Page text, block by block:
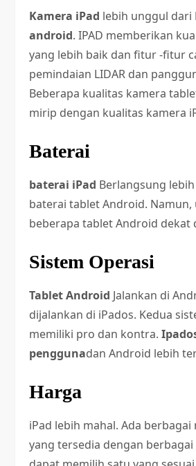
Kamera iPad lebih unggul dari
android. IPAD memberikan
yang lebih baik dan fitur -fitur
pemindaian LIDAR dan
Beberapa kualitas kamera
mirip dengan kualitas kamera
Baterai
baterai iPad Berlangsung
baterai tablet Android.
beberapa tablet Android dekat
Sistem Operasi
Tablet Android Jalankan di
dijalankan di iPados. Kedua
memiliki pro dan kontra.
penggunadan Android lebih
Harga
iPad lebih mahal. Ada
yang tersedia dengan berbagai